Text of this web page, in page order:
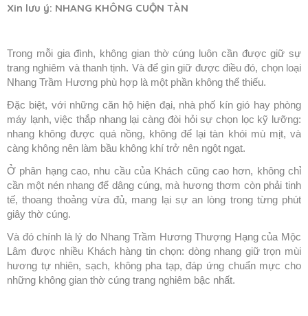
Xin lưu ý: NHANG KHÔNG CUỘN TÀN
Trong mỗi gia đình, không gian thờ cúng luôn cần được giữ sự
trang nghiêm và thanh tịnh. Và để gìn giữ được điều đó, chọn loại
Nhang Trầm Hương phù hợp là một phần không thể thiếu.
Đặc biệt, với những căn hộ hiện đại, nhà phố kín gió hay phòng
máy lạnh, việc thắp nhang lại càng đòi hỏi sự chọn lọc kỹ lưỡng:
nhang không được quá nồng, không để lại tàn khói mù mịt, và
càng không nên làm bầu không khí trở nên ngột ngạt.
Ở phân hạng cao, nhu cầu của Khách cũng cao hơn, không chỉ
cần một nén nhang để dâng cúng, mà hương thơm còn phải tinh
tế, thoang thoảng vừa đủ, mang lại sự an lòng trong từng phút
giây thờ cúng.
Và đó chính là lý do Nhang Trầm Hương Thượng Hạng của Mộc
Lâm được nhiều Khách hàng tin chọn: dòng nhang giữ trọn mùi
hương tự nhiên, sạch, không pha tạp, đáp ứng chuẩn mực cho
những không gian thờ cúng trang nghiêm bậc nhất.